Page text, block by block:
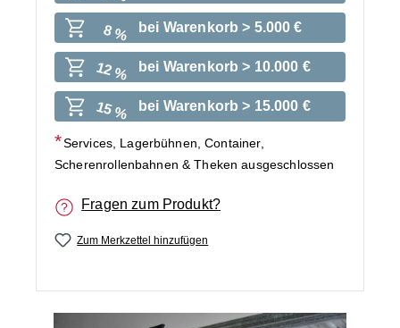
8 % bei Warenkorb > 5.000 €
12 % bei Warenkorb > 10.000 €
15 % bei Warenkorb > 15.000 €
Services, Lagerbühnen, Container,
Scherenrollenbahnen & Theken ausgeschlossen
Fragen zum Produkt?
Zum Merkzettel hinzufügen
Bildergalerie überspringen